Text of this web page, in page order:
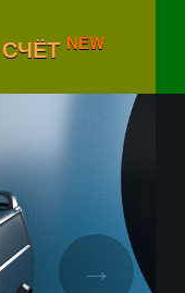
NEW
→